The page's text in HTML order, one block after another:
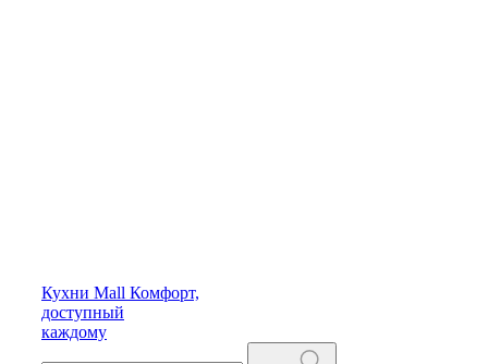
Кухни Mall Комфорт,
доступный
каждому